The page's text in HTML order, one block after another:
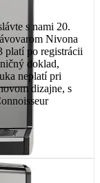
s nami 20.
Nivona
po registrácii
doklad,
neplatí pri
dizajne, s